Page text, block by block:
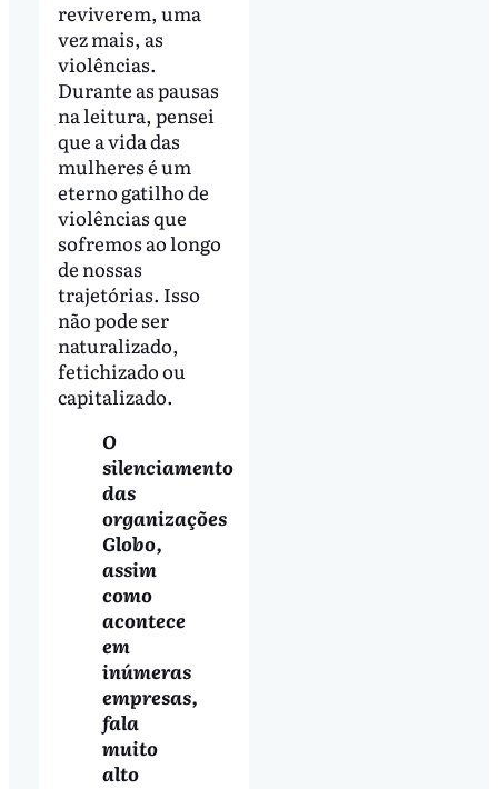
reviverem, uma
vez mais, as
violências.
Durante as pausas
na leitura, pensei
que a vida das
mulheres é um
eterno gatilho de
violências que
sofremos ao longo
de nossas
trajetórias. Isso
não pode ser
naturalizado,
fetichizado ou
capitalizado.
O
silenciamento
das
organizações
Globo,
assim
como
acontece
em
inúmeras
empresas,
fala
muito
alto